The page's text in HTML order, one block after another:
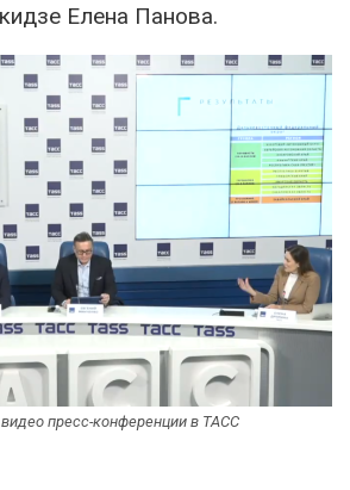
Елена Панова.
пресс-конференции в ТАСС